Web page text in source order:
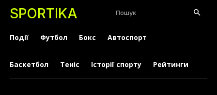
SPORTIKA Пошук
Події Футбол Бокс Автоспорт
Баскетбол Теніс Історії спорту Рейтинги